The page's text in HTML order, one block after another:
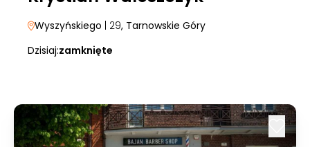
Wyszyńskiego | 29, Tarnowskie Góry
Dzisiaj:zamknięte